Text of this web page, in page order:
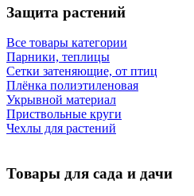
Защита растений
Все товары категории
Парники, теплицы
Сетки затеняющие, от птиц
Плёнка полиэтиленовая
Укрывной материал
Приствольные круги
Чехлы для растений
Товары для сада и дачи